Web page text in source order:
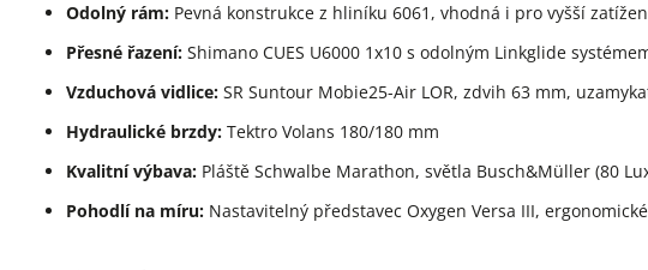
Odolný rám: Pevná konstrukce z hliníku 6061, vhodná i pro vyšší
Přesné řazení: Shimano CUES U6000 1x10 s odolným Linkglide
Vzduchová vidlice: SR Suntour Mobie25-Air LOR, zdvih 63 mm,
Hydraulické brzdy: Tektro Volans 180/180 mm
Kvalitní výbava: Pláště Schwalbe Marathon, světla Busch&Müller (80
Pohodlí na míru: Nastavitelný představec Oxygen Versa III,